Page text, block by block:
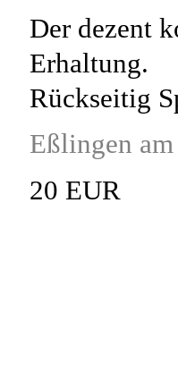
Der dezent
Erhaltung.
Rückseitig
Eßlingen
20 EUR